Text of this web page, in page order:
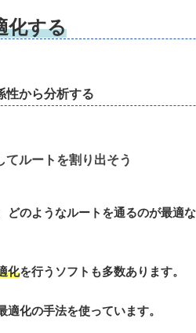
化する
性から分析する
ルートを割り出そう
どのようなルートを通るのが最適
化を行うソフトも多数あります。
化の手法を使っています。